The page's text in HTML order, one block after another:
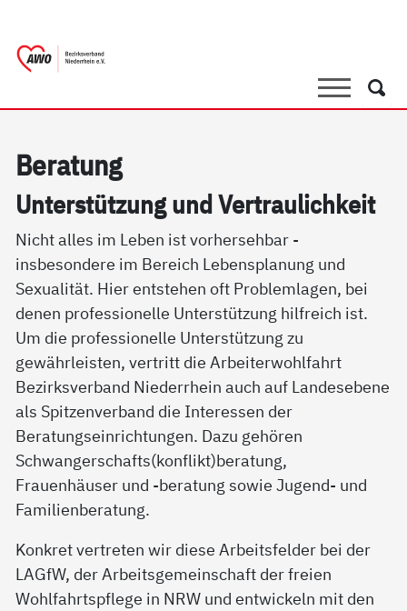
SucheSuche
Be­ra­tung
Un­ter­stüt­zung und Ver­trau­lich­keit
Nicht alles im Leben ist vorhersehbar -
insbesondere im Bereich Lebensplanung und
Sexualität. Hier entstehen oft Problemlagen, bei
denen professionelle Unterstützung hilfreich ist.
Um die professionelle Unterstützung zu
gewährleisten, vertritt die Arbeiterwohlfahrt
Bezirksverband Niederrhein auch auf Landesebene
als Spitzenverband die Interessen der
Beratungseinrichtungen. Dazu gehören
Schwangerschafts(konflikt)beratung,
Frauenhäuser und -beratung sowie Jugend- und
Familienberatung.
Konkret vertreten wir diese Arbeitsfelder bei der
LAGfW, der Arbeitsgemeinschaft der freien
Wohlfahrtspflege in NRW und entwickeln mit den